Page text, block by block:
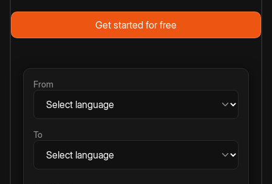
Get started for free
From
To